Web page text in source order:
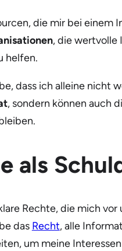
die mir bei einem
, die wertvolle
helfen.
dass ich alleine nicht
, sondern können auch
als
Rechte, die mich
das Recht, alle
um meine